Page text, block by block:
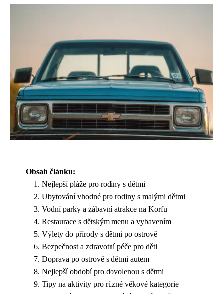
Obsah článku:
Nejlepší pláže pro rodiny s dětmi
Ubytování vhodné pro rodiny s malými dětmi
Vodní parky a zábavní atrakce na Korfu
Restaurace s dětským menu a vybavením
Výlety do přírody s dětmi po ostrově
Bezpečnost a zdravotní péče pro děti
Doprava po ostrově s dětmi autem
Nejlepší období pro dovolenou s dětmi
Tipy na aktivity pro různé věkové kategorie